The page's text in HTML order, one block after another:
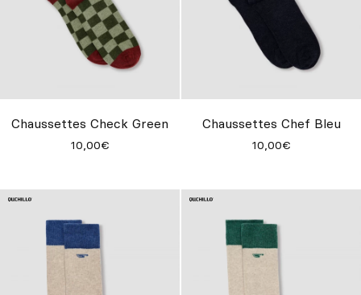
Chaussettes Check Green
10,00€
Chaussettes Chef Bleu
10,00€